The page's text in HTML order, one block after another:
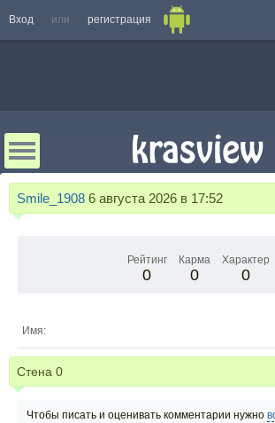
Вход или регистрация
Smile_1908 6 августа 2026 в 17:52
Рейтинг
0
Карма
0
Характер
0
Имя:
Стена 0
Чтобы писать и оценивать комментарии нужно